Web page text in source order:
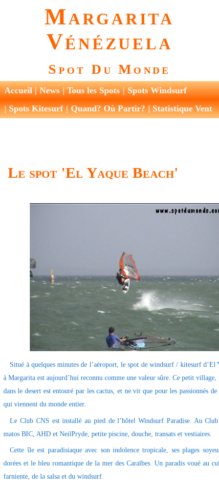
Margarita
Vénézuela
Spot Du Monde
Accueil News Tous les Spots
Spots Windsurf
Spots Kitesurf
Quand? Où Partir? Statistique Vent
Le spot 'El Yaque Beach'
Situé à quelques minutes de l’aéroport, le spot de windsurf / kitesurf d’El
à Margarita est aujourd’hui reconnu comme une valeur sûre. Ce petit village,
dans le desert est entouré par les cactus, et ne vit que pour les passionnés de
qui viennent du monde entier.
Le Club CNS est installé au pied de l’hôtel Windsurf Paradise. Au
matos BIC, AHD et NeilPryde, petite piscine, douche, transats et vestiaires.
Cette île est paradisiaque avec son indolence tropicale, ses plages
dorées et le bleu romantique de la mer des Caraïbes. Un paradis voué au
farniente, de la salsa et du windsurf.